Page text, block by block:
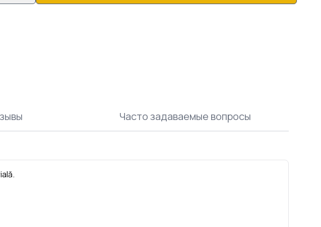
Часто задаваемые вопросы